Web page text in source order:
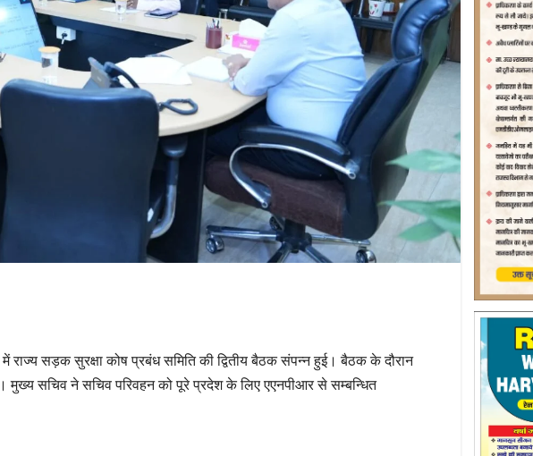
राज्य सड़क सुरक्षा कोष प्रबंध समिति की द्वितीय बैठक संपन्न हुई। बैठक के दौरान
मुख्य सचिव ने सचिव परिवहन को पूरे प्रदेश के लिए एएनपीआर से सम्बन्धित